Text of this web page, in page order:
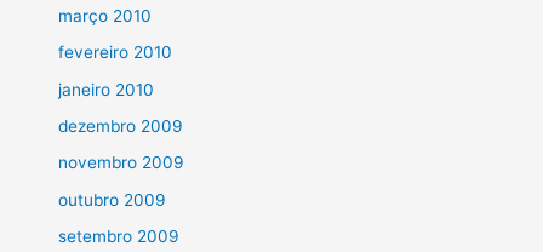
março 2010
fevereiro 2010
janeiro 2010
dezembro 2009
novembro 2009
outubro 2009
setembro 2009